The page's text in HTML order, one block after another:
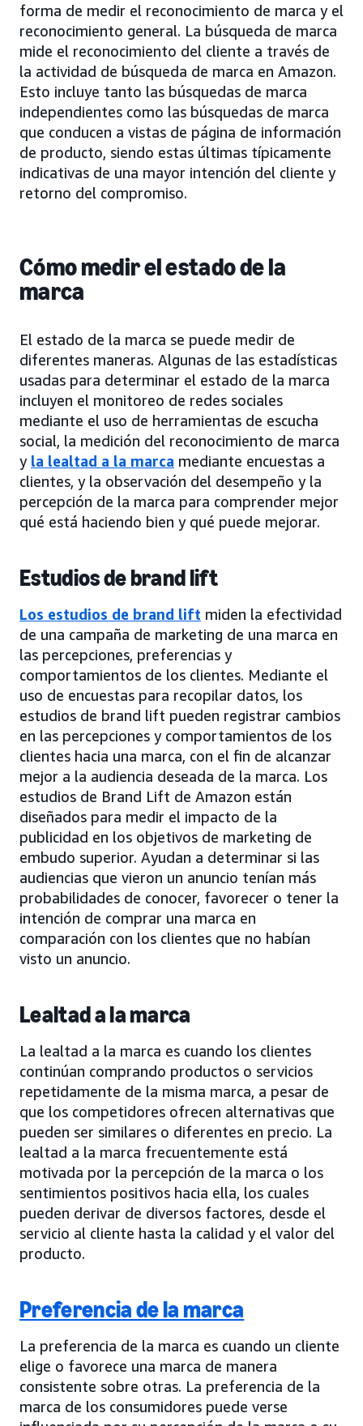
forma de medir el reconocimiento de marca y el
reconocimiento general. La búsqueda de marca
mide el reconocimiento del cliente a través de
la actividad de búsqueda de marca en Amazon.
Esto incluye tanto las búsquedas de marca
independientes como las búsquedas de marca
que conducen a vistas de página de información
de producto, siendo estas últimas típicamente
indicativas de una mayor intención del cliente y
retorno del compromiso.
Cómo medir el estado de la
marca
El estado de la marca se puede medir de
diferentes maneras. Algunas de las estadísticas
usadas para determinar el estado de la marca
incluyen el monitoreo de redes sociales
mediante el uso de herramientas de escucha
social, la medición del reconocimiento de marca
y la lealtad a la marca mediante encuestas a
clientes, y la observación del desempeño y la
percepción de la marca para comprender mejor
qué está haciendo bien y qué puede mejorar.
Estudios de brand lift
Los estudios de brand lift miden la efectividad
de una campaña de marketing de una marca en
las percepciones, preferencias y
comportamientos de los clientes. Mediante el
uso de encuestas para recopilar datos, los
estudios de brand lift pueden registrar cambios
en las percepciones y comportamientos de los
clientes hacia una marca, con el fin de alcanzar
mejor a la audiencia deseada de la marca. Los
estudios de Brand Lift de Amazon están
diseñados para medir el impacto de la
publicidad en los objetivos de marketing de
embudo superior. Ayudan a determinar si las
audiencias que vieron un anuncio tenían más
probabilidades de conocer, favorecer o tener la
intención de comprar una marca en
comparación con los clientes que no habían
visto un anuncio.
Lealtad a la marca
La lealtad a la marca es cuando los clientes
continúan comprando productos o servicios
repetidamente de la misma marca, a pesar de
que los competidores ofrecen alternativas que
pueden ser similares o diferentes en precio. La
lealtad a la marca frecuentemente está
motivada por la percepción de la marca o los
sentimientos positivos hacia ella, los cuales
pueden derivar de diversos factores, desde el
servicio al cliente hasta la calidad y el valor del
producto.
Preferencia de la marca
La preferencia de la marca es cuando un cliente
elige o favorece una marca de manera
consistente sobre otras. La preferencia de la
marca de los consumidores puede verse